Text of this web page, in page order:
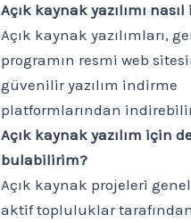
Açık kaynak yazılımı
Açık kaynak yazılımları,
programın resmi web
güvenilir yazılım indirme
platformlarından
Açık kaynak yazılım için
bulabilirim?
Açık kaynak projeleri
aktif topluluklar